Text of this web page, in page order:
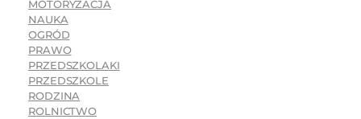
MOTORYZACJA
NAUKA
OGRÓD
PRAWO
PRZEDSZKOLAKI
PRZEDSZKOLE
RODZINA
ROLNICTWO